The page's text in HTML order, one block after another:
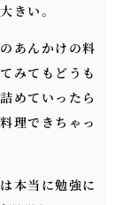
きい。
あんかけの料
みてもどうも
めていったら
理できちゃっ
本当に勉強に